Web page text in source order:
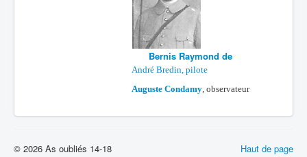
Bernis Raymond de
André Bredin, pilote
Auguste Condamy, observateur
Haut de page
© 2026 As oubliés 14-18